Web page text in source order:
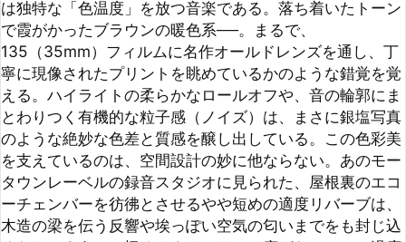
える。ハイライトの柔らかなロールオフや、音の輪郭にま
とわりつく有機的な粒子感（ノイズ）は、まさに銀塩写真
のような絶妙な色差と質感を醸し出している。この色彩美
を支えているのは、空間設計の妙に他ならない。あのモー
タウンレーベルの録音スタジオに見られた、屋根裏のエコ
ーチェンバーを彷彿とさせるやや短めの適度リバーブは、
木造の梁を伝う反響や埃っぽい空気の匂いまでをも封じ込
めたかのように、極めてナチュラルで癖がない。この過度
な主張を排した響きが、アルバム全体の土台を優しく、し
かし強固に支えているのだ。この視覚的な美学を具現化し
ているのは、真空管アンプの熱量を感じさせるような、計
算し尽くされた楽器のトーンとプレイに他ならない。